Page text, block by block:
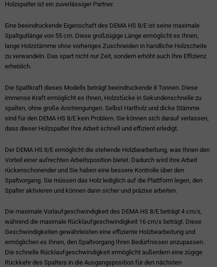
Holzspalter ist ein zuverlässiger Partner.
Eine beeindruckende Eigenschaft des DEMA HS 8/E ist seine maximale
Spaltgutlänge von 55 cm. Diese großzügige Länge ermöglicht es Ihnen,
lange Holzstämme ohne vorheriges Zuschneiden in handliche Holzscheite
zu verwandeln. Das spart nicht nur Zeit, sondern erhöht auch Ihre Effizienz
erheblich.
Die Spaltkraft dieses Modells beträgt beeindruckende 8 Tonnen. Diese
immense Kraft ermöglicht es Ihnen, Holzstücke in Sekundenschnelle zu
spalten, ohne große Anstrengungen. Selbst Hartholz und dicke Stämme
sind für den DEMA HS 8/E kein Problem. Sie können sich darauf verlassen,
dass dieser Holzspalter Ihre Arbeit schnell und effizient erledigt.
Der DEMA HS 8/E ermöglicht die stehende Holzbearbeitung, was Ihnen den
Vorteil einer aufrechten Arbeitsposition bietet. Dadurch wird Ihre Arbeit
rückenschonender und Sie haben eine bessere Kontrolle über den
Spaltvorgang. Sie müssen das Holz lediglich auf die Plattform legen, den
Spalter aktivieren und können dann sicher und präzise arbeiten.
Die maximale Vorlaufgeschwindigkeit des DEMA HS 8/E beträgt 4 cm/s,
während die maximale Rücklaufgeschwindigkeit 16 cm/s beträgt. Diese
Geschwindigkeiten gewährleisten eine effiziente Holzbearbeitung und
ermöglichen es Ihnen, den Spaltvorgang Ihren Bedürfnissen anzupassen.
Die schnelle Rücklaufgeschwindigkeit ermöglicht außerdem eine zügige
Rückkehr des Spalters in die Ausgangsposition für den nächsten